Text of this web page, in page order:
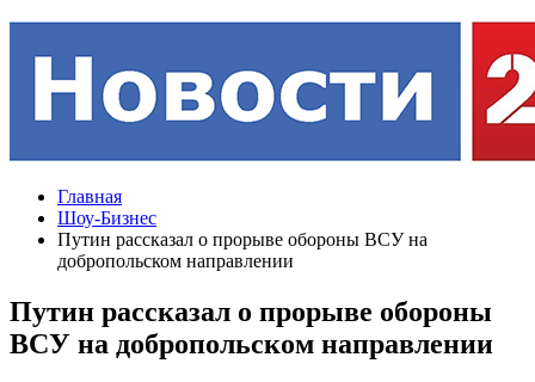
Главная
Шоу-Бизнес
Путин рассказал о прорыве обороны ВСУ на
добропольском направлении
Путин рассказал о прорыве обороны
ВСУ на добропольском направлении